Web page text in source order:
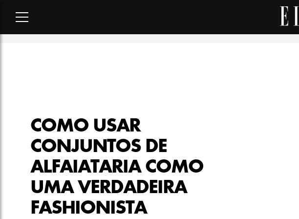
Como usar conjuntos de alfaiataria como uma verdadeira fashionista
COMO USAR
CONJUNTOS DE
ALFAIATARIA COMO
UMA VERDADEIRA
FASHIONISTA